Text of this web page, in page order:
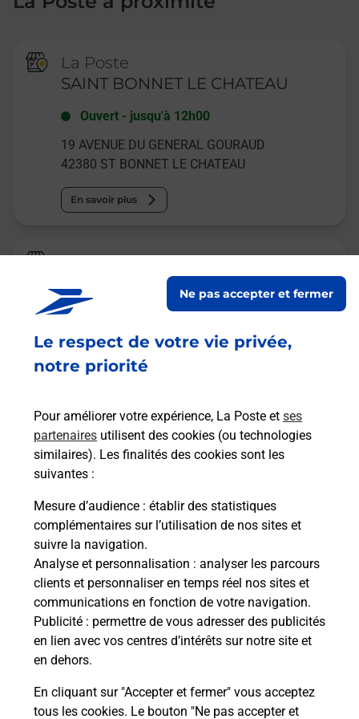
Le respect de votre vie privée,
notre priorité
Pour améliorer votre expérience, La Poste et ses
partenaires utilisent des cookies (ou technologies
similaires). Les finalités des cookies sont les
suivantes :
Mesure d’audience : établir des statistiques
complémentaires sur l’utilisation de nos sites et
suivre la navigation.
Analyse et personnalisation : analyser les parcours
clients et personnaliser en temps réel nos sites et
communications en fonction de votre navigation.
Publicité : permettre de vous adresser des publicités
en lien avec vos centres d’intérêts sur notre site et
en dehors.
En cliquant sur "Accepter et fermer" vous acceptez
tous les cookies. Le bouton "Ne pas accepter et
Ne pas accepter et fermer
La Poste
SAINT BONNET LE CHATEAU
Ouvert - jusqu'à 12h00
19 AVENUE DU GENERAL GOURAUD
42380 ST BONNET LE CHATEAU
En savoir plus
Relais Pickup
BAR TABAC LE ROX
jusqu'à 19h30
31 ROUTE DE SAINT BONNET
42380 LURIECQ
Malin !
La Poste
en ligne
Ouvert 24h/24
En savoir plus